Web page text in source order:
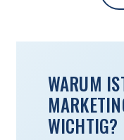
WARUM
WICHTIG?